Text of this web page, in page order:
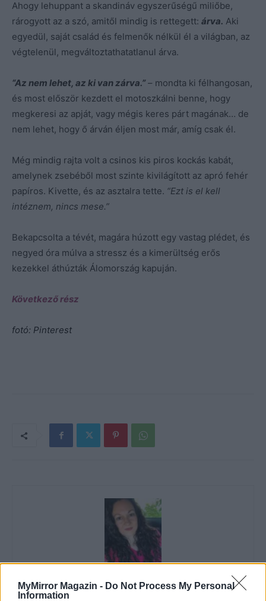
MyMirror Magazin - Do Not Process My Personal
Information
Ahogy lehuppant a skandináv egyszerűségű miliőbe,
rárogyott az a szó, amitől mindig is rettegett: árva. Aki
egyedül, saját család és felmenők nélkül él a világban, az
végtelenül, megváltoztathatatlanul árva.
“Az nem lehet, az ki van zárva.”– mondta ki félhangosan,
és most először kezdett el motoszkálni benne, hogy
megkeresi az apját, vagy mégis keres párt magának… de
nem lehet, hogy ő árván éljen most már, amíg csak él.
Még mindig rajta volt a csinos kis piros kockás kabát,
amelynek zsebéből most szinte kivilágított az apró fehér
papíros. Kivette, és az asztalra tette. “Ezt is el kell
intéznem, nincs mese.”
Bekapcsolta a tévét, magára húzott egy vastag plédet, és
negyed óra múlva a stressz és a kimerültség erős
kezekkel áthúzták Álomország kapuján.
Következő rész
fotó: Pinterest
Kalla Tímea